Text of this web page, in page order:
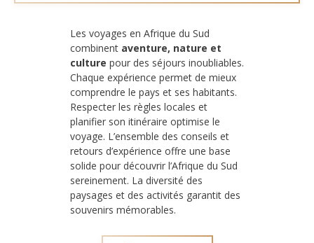
Les voyages en Afrique du Sud
combinent aventure, nature et
culture pour des séjours inoubliables.
Chaque expérience permet de mieux
comprendre le pays et ses habitants.
Respecter les règles locales et
planifier son itinéraire optimise le
voyage. L’ensemble des conseils et
retours d’expérience offre une base
solide pour découvrir l’Afrique du Sud
sereinement. La diversité des
paysages et des activités garantit des
souvenirs mémorables.